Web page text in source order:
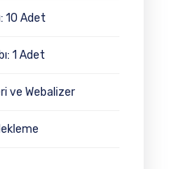
10 Adet
1 Adet
ve Webalizer